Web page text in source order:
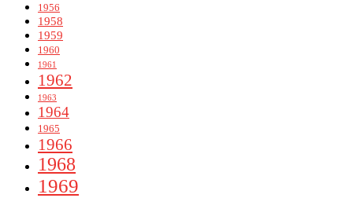
1956
1958
1959
1960
1961
1962
1963
1964
1965
1966
1968
1969